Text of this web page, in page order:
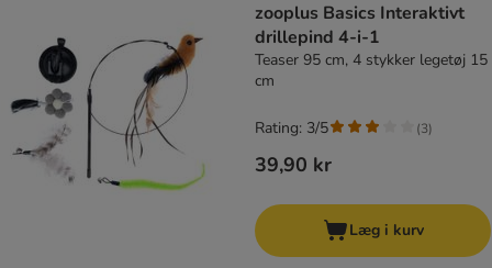
zooplus Basics Interaktivt
drillepind 4-i-1
Teaser 95 cm, 4 stykker legetøj 15
cm
39,90 kr
Rating: 3/5 (3)
Læg i kurv